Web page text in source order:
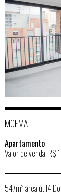
MOEMA
Apartamento
Valor de venda: R$
547m² área útil4